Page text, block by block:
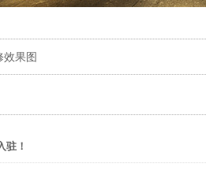
效果图
驻！